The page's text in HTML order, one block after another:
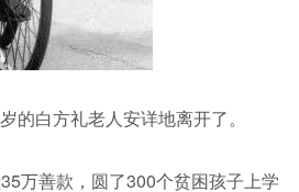
的白方礼老人安详地离开了。
万善款，圆了300个贫困孩子上学